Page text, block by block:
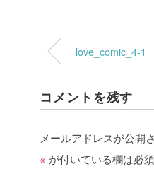
love_comic_4-1
コメントを残す
メールアドレスが公開
※ が付いている欄は必